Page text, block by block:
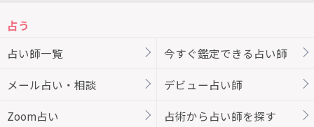
占う
占い師一覧
今すぐ鑑定できる占い師
メール占い・相談 デビュー占い師
Zoom占い 占術から占い師を探す